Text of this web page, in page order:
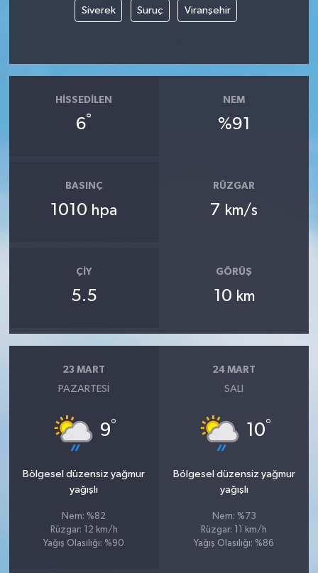
Siverek Suruç Viranşehir
HISSEDILEN
6°
NEM
%91
BASINÇ
1010 hpa
RÜZGAR
7 km/s
ÇIY
5.5
GÖRÜŞ
10 km
23 MART
PAZARTESI
9°
Bölgesel düzensiz yağmur
yağışlı
Nem: %82
Rüzgar: 12 km/h
Yağış Olasılığı: %90
24 MART
SALI
10°
Bölgesel düzensiz yağmur
yağışlı
Nem: %73
Rüzgar: 11 km/h
Yağış Olasılığı: %86